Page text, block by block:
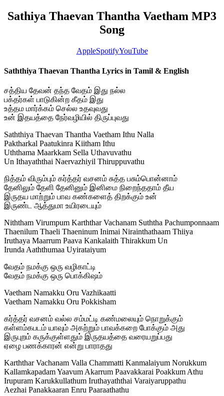
Sathiya Thaevan Thantha Vaetham MP3
Song
AppleSpotifyYouTube
Saththiya Thaevan Thantha Lyrics in Tamil & English
சத்திய தேவன் தந்த வேதம் இது நல்ல
பக்தர்கள் பாடுகின்ற கீதம் இது
உத்தம மார்க்கம் செல்ல உதவுவது
உன் இதயத்தை நேர்வழியில் திருப்புவது
Saththiya Thaevan Thantha Vaetham Ithu Nalla
Paktharkal Paatukinra Kiitham Ithu
Uththama Maarkkam Sella Uthavuvathu
Un Ithayaththai Naervazhiyil Thiruppuvathu
நித்தம் விரும்பும் கர்த்தர் வசனம் சுத்த பசும்பொன்னாம்
தேனிலும் தேளி தேனினும் இனிமை நிறைந்ததாம் தீய
இருதய மாற்றும் பாவ கண்களைத் திறக்கும் உன்
இருண்ட ஆத்துமா உயிரடையும்
Niththam Virumpum Karththar Vachanam Suththa Pachumponnaam
Thaenilum Thaeli Thaeninum Inimai Nirainthathaam Thiiya
Iruthaya Maarrum Paava Kankalaith Thirakkum Un
Irunda Aaththumaa Uyirataiyum
வேதம் நமக்கு ஒரு வழிகாட்டி
வேதம் நமக்கு ஒரு பொக்கிஷம்
Vaetham Namakku Oru Vazhikaatti
Vaetham Namakku Oru Pokkisham
கர்த்தர் வசனம் வல்ல சம்மட்டி கண்மலையும் நொறுக்கும்
கள்ளம்கபடம் யாவும் அகற்றும் பாவக்கறை போக்கும் அது
இருபுறம் கருக்குள்ளதும் இருதயத்தை வரையறுப்பது
ஏழை பணக்காரன் என்று பாராதது
Karththar Vachanam Valla Chammatti Kanmalaiyum Norukkum
Kallamkapadam Yaavum Akarrum Paavakkarai Poakkum Athu
Irupuram Karukkullathum Iruthayaththai Varaiyaruppathu
Aezhai Panakkaaran Enru Paaraathathu